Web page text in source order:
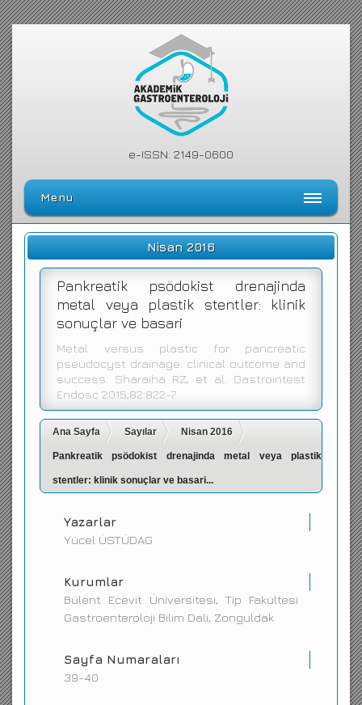
e-ISSN: 2149-0600
Menu
Ana Sayfa
Editörler Kurulu
Dergi Kılavuzu
Arşiv
Arama Yap
İletişim
Nisan 2016
Pankreatik psödokist drenajinda
metal veya plastik stentler: klinik
sonuçlar ve basari
Metal versus plastic for pancreatic
pseudocyst drainage: clinical outcome and
success. Sharaiha RZ, et al. Gastrointest
Endosc 2015;82:822-7.
Ana Sayfa Sayılar Nisan 2016
Pankreatik psödokist drenajinda metal veya plastik
stentler: klinik sonuçlar ve basari...
Yazarlar
Yücel ÜSTÜDAG
Kurumlar
Bülent Ecevit Üniversitesi, Tip Fakültesi
Gastroenteroloji Bilim Dali, Zonguldak
Sayfa Numaraları
39-40